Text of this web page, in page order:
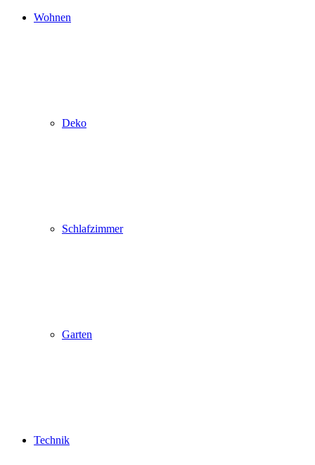
Wohnen
Deko
Schlafzimmer
Garten
Technik